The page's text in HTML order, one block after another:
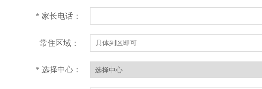
* 家长电话：
常住区域：
* 选择中心：